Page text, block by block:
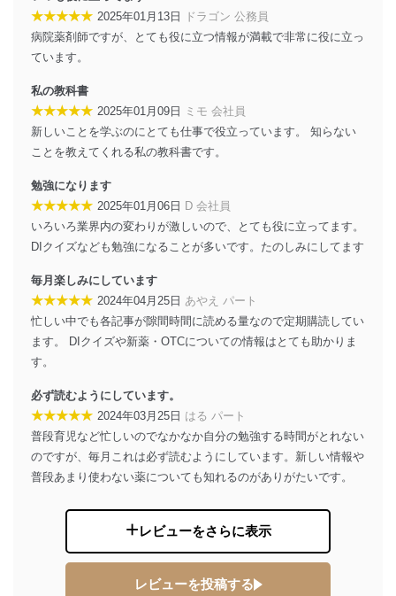
個人データを取り扱う機器等にセキュリティ対
策ソフトウェア等を導入し、自動更新 機能等の活
用により、これを最新状態としています。
を送信する場合に、当該ファイルへのパスワード
を設定しています。
個人情報保護マネジメントシステムの継続的改善
当社は、内部監査及びマネジメントレビューの機会を通
じて、個人情報保護マネジメントシステムを継続的に改
善し、常に最良の状態を維持します。
苦情及び相談受付け窓口
貴殿の個人情報及び当社の個人情報保護マネジメントシ
ステムに関するご相談及び苦情については以下までご連
絡ください。
適切、かつ迅速に対応させていただきます。
係
TEL：0570-200-223
FAX：03-5459-7073
e-mail：cs@fujisan.co.jp
改訂：2025年2月20日
制定：2005年4月1日
代表取締役会長 西野 伸一郎
１．個人情報保護管理者
★★★★★ 2025年01月13日
ドラゴン 公務員
病院薬剤師ですが、とても役に立つ情報が満載で非常に役に立っ
ています。
私の教科書
★★★★★ 2025年01月09日 ミモ 会社員
新しいことを学ぶのにとても仕事で役立っています。 知らない
ことを教えてくれる私の教科書です。
勉強になります
★★★★★ 2025年01月06日 D 会社員
いろいろ業界内の変わりが激しいので、とても役に立ってます。
DIクイズなども勉強になることが多いです。たのしみにしてます
毎月楽しみにしています
★★★★★ 2024年04月25日 あやえ パート
忙しい中でも各記事が隙間時間に読める量なので定期購読してい
ます。 DIクイズや新薬・OTCについての情報はとても助かりま
す。
必ず読むようにしています。
★★★★★ 2024年03月25日 はる パート
普段育児など忙しいのでなかなか自分の勉強する時間がとれない
のですが、毎月これは必ず読むようにしています。新しい情報や
普段あまり使わない薬についても知れるのがありがたいです。
レビューをさらに表示
レビューを投稿する